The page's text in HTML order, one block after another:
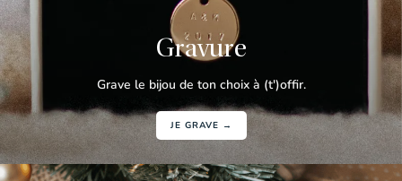
Gravure
Grave le bijou de ton choix à (t')offir.
JE GRAVE →